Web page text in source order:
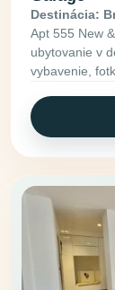
Destinácia:
Apt 555 New
ubytovanie v
vybavenie,